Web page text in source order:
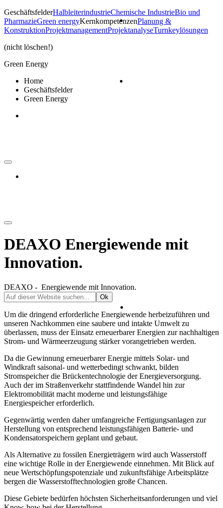
GeschäftsfelderHalbleiterindustrieChemische IndustrieBio und
PharmazieGreen energyKernkompetenzenPlanung &
KonstruktionProjektmanagementProjektanalyseTurnkeylösungen
(nicht löschen!)
Green Energy
Home
Geschäftsfelder
Green Energy
DEAXO Energiewende mit
Innovation.
DEAXO - Energiewende mit Innovation.
Um die dringend erforderliche Energiewende herbeizuführen und
unseren Nachkommen eine saubere und intakte Umwelt zu
überlassen, muss der Einsatz erneuerbarer Energien zur nachhaltigen
Strom- und Wärmeerzeugung stärker vorangetrieben werden.
Da die Gewinnung erneuerbarer Energie mittels Solar- und
Windkraft saisonal- und wetterbedingt schwankt, bilden
Stromspeicher die Brückentechnologie der Energieversorgung.
Auch der im Straßenverkehr stattfindende Wandel hin zur
Elektromobilität macht moderne und leistungsfähige
Energiespeicher erforderlich.
Gegenwärtig werden daher umfangreiche Fertigungsanlagen zur
Herstellung von entsprechend leistungsfähigen Batterie- und
Kondensatorspeichern geplant und gebaut.
Als Alternative zu fossilen Energieträgern wird auch Wasserstoff
eine wichtige Rolle in der Energiewende einnehmen. Mit Blick auf
neue Wertschöpfungspotenziale und zukunftsfähige Arbeitsplätze
bergen die Wasserstofftechnologien große Chancen.
Diese Gebiete bedürfen höchsten Sicherheitsanforderungen und viel